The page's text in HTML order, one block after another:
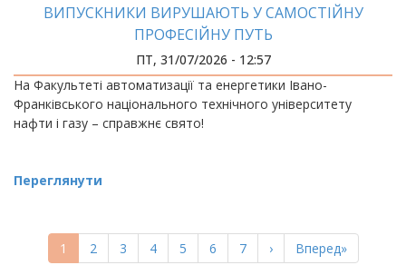
ВИПУСКНИКИ ВИРУШАЮТЬ У САМОСТІЙНУ
ПРОФЕСІЙНУ ПУТЬ
ПТ, 31/07/2026 - 12:57
На Факультеті автоматизації та енергетики Івано-
Франківського національного технічного університету
нафти і газу – справжнє свято!
Переглянути
СТОРІНКИПоточна
сторінка
1 Page
2 Page
3 Page
4 Page
5 Page
6 Page
7
Наступна
сторінка
›
Остання
сторінка
Вперед»